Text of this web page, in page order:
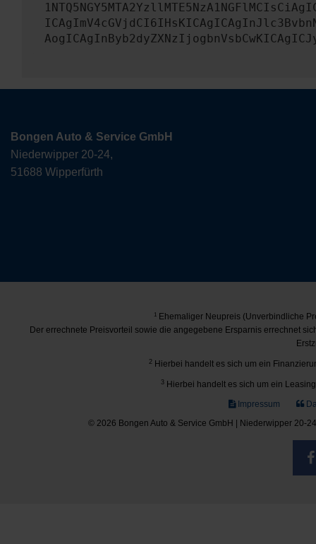
Bongen Auto & Service GmbH
Niederwipper 20-24,
51688 Wipperfürth
1Ehemaliger Neupreis (Unverbindliche
Der errechnete Preisvorteil sowie die angegebene Ersparnis errechnet
2 Hierbei handelt es sich um ein
3 Hierbei handelt es sich um ein
Impressum
© 2026 Bongen Auto & Service GmbH | Niederwipper 20-